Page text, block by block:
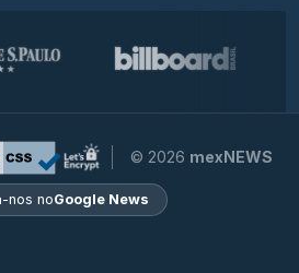
© 2026 mexNEWS
nos noGoogle News